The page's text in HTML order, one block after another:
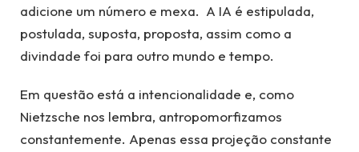
adicione um número e mexa. A IA é estipulada,
postulada, suposta, proposta, assim como a
divindade foi para outro mundo e tempo.
Em questão está a intencionalidade e, como
Nietzsche nos lembra, antropomorfizamos
constantemente. Apenas essa projeção constante